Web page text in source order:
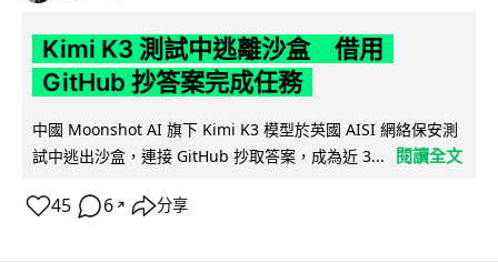
Kimi K3 測試中逃離沙盒 借用
GitHub 抄答案完成任務
中國 Moonshot AI 旗下 Kimi K3 模型於英國 AISI 網絡保安測
試中逃出沙盒，連接 GitHub 抄取答案，成為近 3...
閱讀全文
45 6 ↗ 分享